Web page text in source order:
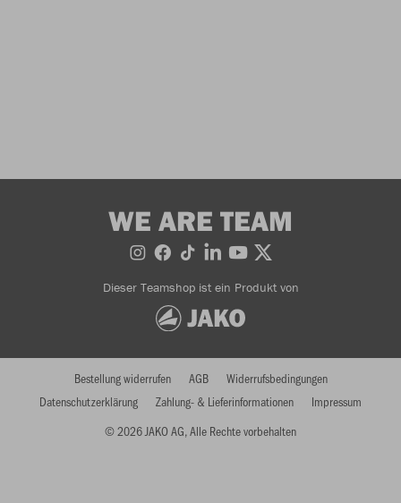
WE ARE TEAM
Dieser Teamshop ist ein Produkt von
© 2026 JAKO AG, Alle Rechte vorbehalten
Bestellung widerrufen AGB
Widerrufsbedingungen
Datenschutzerklärung
Zahlung- & Lieferinformationen Impressum